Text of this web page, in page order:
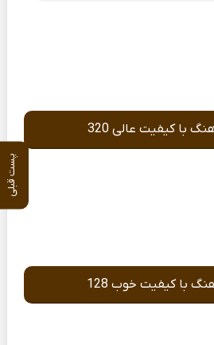
پست قبلی
با کیفیت عالی 320
با کیفیت خوب 128